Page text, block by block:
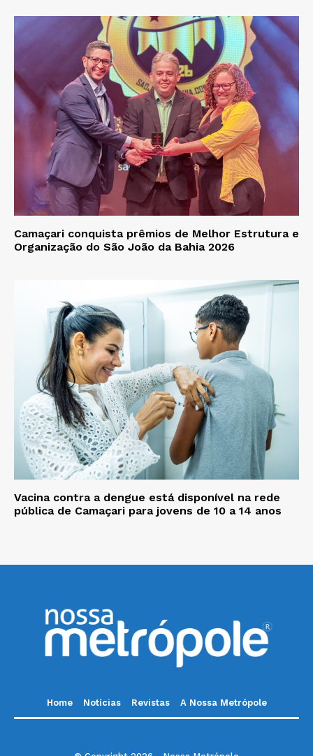
Camaçari conquista prêmios de Melhor Estrutura e
Organização do São João da Bahia 2026
Vacina contra a dengue está disponível na rede
pública de Camaçari para jovens de 10 a 14 anos
Home Notícias Revistas A Nossa Metrópole